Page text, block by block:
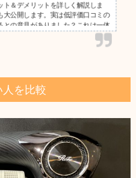
ト＆デメリットを詳しく解説しま
大公開します。実は低評価口コミの
との意見がありました？これは一体
年間5000人担当美容師がリファド
を比較